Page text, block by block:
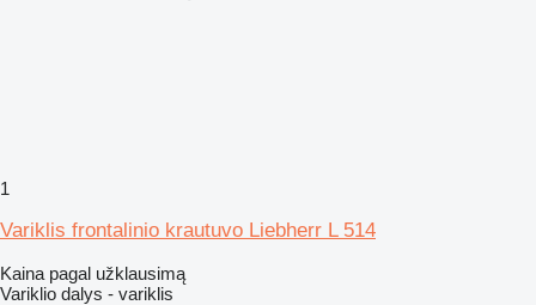
1
Variklis frontalinio krautuvo Liebherr L 514
Kaina pagal užklausimą
Variklio dalys - variklis